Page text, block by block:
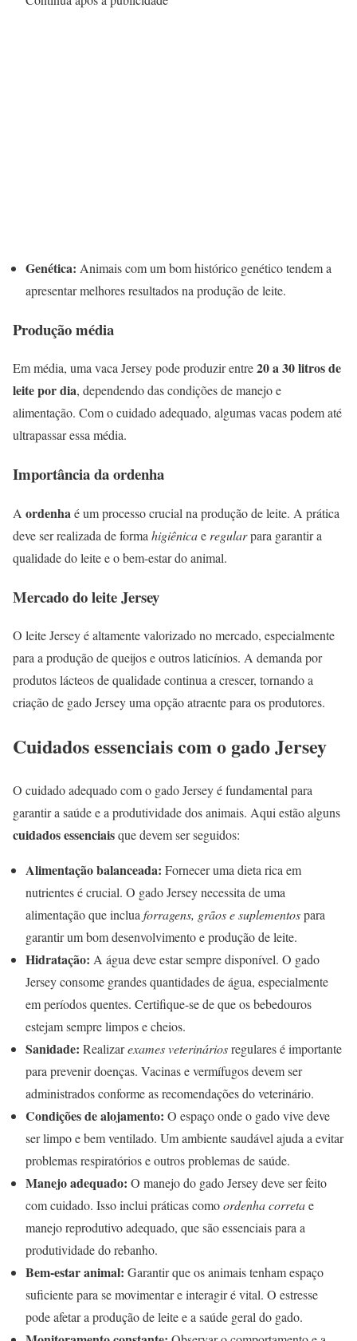
Genética: Animais com um bom histórico genético tendem a
apresentar melhores resultados na produção de leite.
Produção média
Em média, uma vaca Jersey pode produzir entre20 a 30 litros de
leite por dia, dependendo das condições de manejo e
alimentação. Com o cuidado adequado, algumas vacas podem até
ultrapassar essa média.
Importância da ordenha
A ordenhaé um processo crucial na produção de leite. A prática
deve ser realizada de forma higiênicae regularpara garantir a
qualidade do leite e o bem-estar do animal.
Mercado do leite Jersey
O leite Jersey é altamente valorizado no mercado, especialmente
para a produção de queijos e outros laticínios. A demanda por
produtos lácteos de qualidade continua a crescer, tornando a
criação de gado Jersey uma opção atraente para os produtores.
Cuidados essenciais com o gado Jersey
O cuidado adequado com o gado Jersey é fundamental para
garantir a saúde e a produtividade dos animais. Aqui estão alguns
cuidados essenciaisque devem ser seguidos:
Alimentação balanceada: Fornecer uma dieta rica em
nutrientes é crucial. O gado Jersey necessita de uma
alimentação que inclua forragens, grãos e suplementospara
garantir um bom desenvolvimento e produção de leite.
Hidratação: A água deve estar sempre disponível. O gado
Jersey consome grandes quantidades de água, especialmente
em períodos quentes. Certifique-se de que os bebedouros
estejam sempre limpos e cheios.
Sanidade: Realizarexames veterináriosregulares é importante
para prevenir doenças. Vacinas e vermífugos devem ser
administrados conforme as recomendações do veterinário.
Condições de alojamento: O espaço onde o gado vive deve
ser limpo e bem ventilado. Um ambiente saudável ajuda a evitar
problemas respiratórios e outros problemas de saúde.
Manejo adequado: O manejo do gado Jersey deve ser feito
com cuidado. Isso inclui práticas comoordenha corretae
manejo reprodutivo adequado, que são essenciais para a
produtividade do rebanho.
Bem-estar animal: Garantir que os animais tenham espaço
suficiente para se movimentar e interagir é vital. O estresse
pode afetar a produção de leite e a saúde geral do gado.